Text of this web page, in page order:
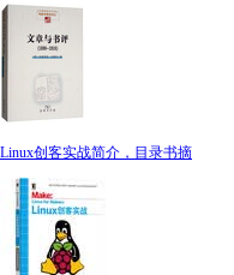
Linux创客实战简介，目录书摘